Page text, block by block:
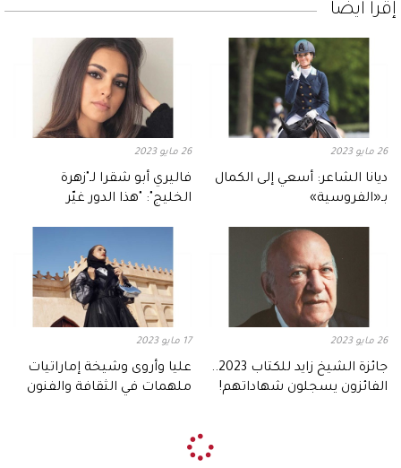
إقرأ أيضاً
26 مايو 2023
ديانا الشاعر: أسعي إلى الكمال
بـ«الفروسية»
26 مايو 2023
فاليري أبو شقرا لـ"زهرة
الخليج": "هذا الدور غيّر
26 مايو 2023
جائزة الشيخ زايد للكتاب 2023..
الفائزون يسجلون شهاداتهم!
17 مايو 2023
عليا وأروى وشيخة إماراتيات
ملهمات في الثقافة والفنون